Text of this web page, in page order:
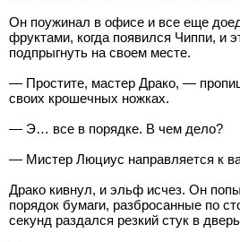
Он поужинал в офисе и все еще
фруктами, когда появился Чиппи, и
подпрыгнуть на своем месте.
— Простите, мастер Драко, —
своих крошечных ножках.
— Э… все в порядке. В чем дело?
— Мистер Люциус направляется к
Драко кивнул, и эльф исчез. Он
порядок бумаги, разбросанные по
секунд раздался резкий стук в